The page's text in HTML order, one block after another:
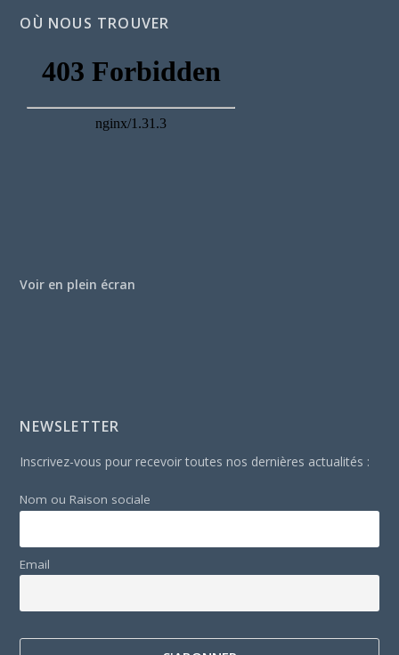
OÙ NOUS TROUVER
Voir en plein écran
NEWSLETTER
Inscrivez-vous pour recevoir toutes nos dernières actualités :
Nom ou Raison sociale
Email